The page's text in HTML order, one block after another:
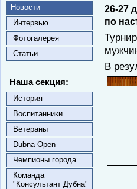
Новости
Интервью
Фотогалерея
Статьи
Наша секция:
История
Воспитанники
Ветераны
Dubna Open
Чемпионы города
Команда
"Консультант Дубна"
26-27
по
В